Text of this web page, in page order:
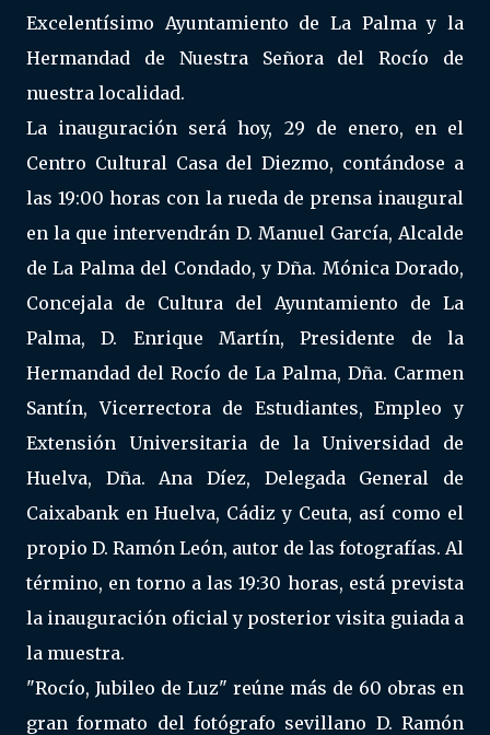
Excelentísimo Ayuntamiento de La Palma y la
Hermandad de Nuestra Señora del Rocío de
nuestra localidad.
La inauguración será hoy, 29 de enero, en el
Centro Cultural Casa del Diezmo, contándose a
las 19:00 horas con la rueda de prensa inaugural
en la que intervendrán D. Manuel García, Alcalde
de La Palma del Condado, y Dña. Mónica Dorado,
Concejala de Cultura del Ayuntamiento de La
Palma, D. Enrique Martín, Presidente de la
Hermandad del Rocío de La Palma, Dña. Carmen
Santín, Vicerrectora de Estudiantes, Empleo y
Extensión Universitaria de la Universidad de
Huelva, Dña. Ana Díez, Delegada General de
Caixabank en Huelva, Cádiz y Ceuta, así como el
propio D. Ramón León, autor de las fotografías. Al
término, en torno a las 19:30 horas, está prevista
la inauguración oficial y posterior visita guiada a
la muestra.
"Rocío, Jubileo de Luz" reúne más de 60 obras en
gran formato del fotógrafo sevillano D. Ramón